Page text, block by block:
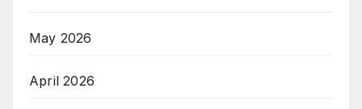
May 2026
April 2026